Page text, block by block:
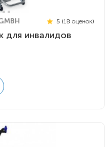
5 (18 оценок)
для инвалидов